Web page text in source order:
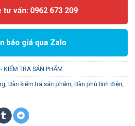
tư vấn: 0962 673 209
báo giá qua Zalo
KIỂM TRA SẢN PHẨM
, Bàn kiểm tra sản phẩm, Bàn phủ tĩnh điện,